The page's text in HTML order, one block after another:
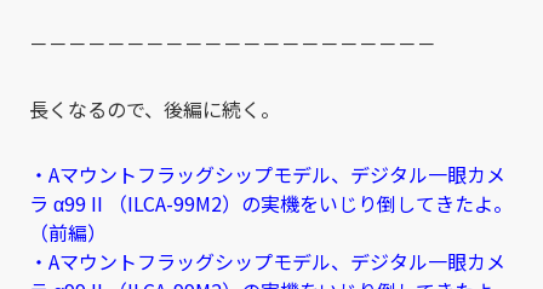
－－－－－－－－－－－－－－－－－－－－－
長くなるので、後編に続く。
・Aマウントフラッグシップモデル、デジタル一眼カメ
ラ α99 II （ILCA-99M2）の実機をいじり倒してきたよ。
（前編）
・Aマウントフラッグシップモデル、デジタル一眼カメ